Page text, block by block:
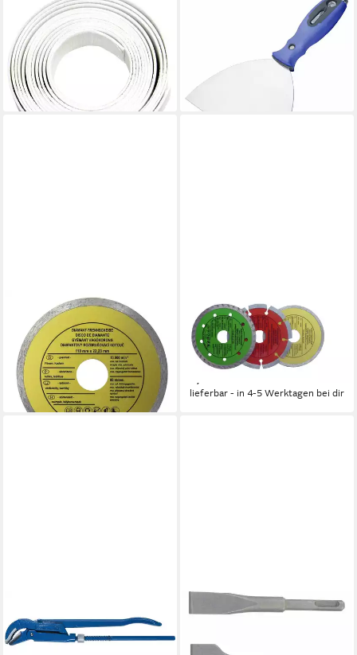
CON:P
Badewanne Cornat CON:P
Abdichtband 3,2 m, 28 mm
7,14 €
(2,23 €/ 1 m)
lieferbar - in 4-5 Werktagen bei dir
Universalspachtel CON:P
Spachtel mit Bit und
Magnethalter 150 mm
10,64 €
lieferbar - in 4-5 Werktagen bei dir
Winkelschleifer Werkzeyt
Trennscheibe 110 x 22,23
mm Diamant für
3,24 €
lieferbar - in 4-5 Werktagen bei dir
CON:P
Winkelschleifer Werkzeyt
Trennscheiben-Set 3-teilig
Diamant
lieferbar - in 4-5 Werktagen bei dir
Rohrzange Werkzeyt
Eckrohrzange 1 1/2
Spatmeißel Flachmeißel